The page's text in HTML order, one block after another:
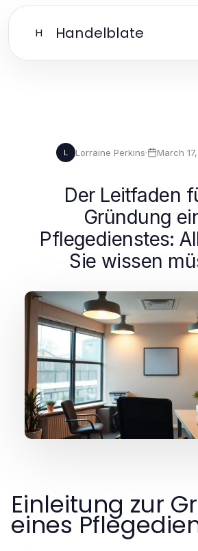
H Handelblate
L Lorraine Perkins· March
Der Leitfaden
Gründung
Pflegedienstes:
Sie wissen
Einleitung zur
eines